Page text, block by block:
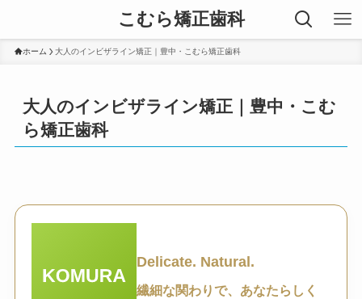
こむら矯正歯科
ホーム 大人のインビザライン矯正｜豊中・こむら矯正歯科
大人のインビザライン矯正｜豊中・こむ
ら矯正歯科
Delicate. Natural.
繊細な関わりで、あなたらしく